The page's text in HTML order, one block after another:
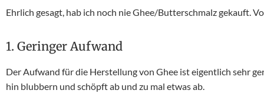
Ehrlich gesagt, hab ich noch nie Ghee/Butterschmalz gekauft.
1. Geringer Aufwand
Der Aufwand für die Herstellung von Ghee ist eigentlich sehr
hin blubbern und schöpft ab und zu mal etwas ab.